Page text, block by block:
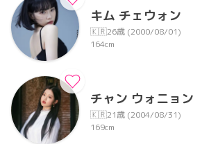
キム チェウォン
🇰🇷26歳 (2000/08/01)
164cm
チャン ウォニョン
🇰🇷21歳 (2004/08/31)
169cm